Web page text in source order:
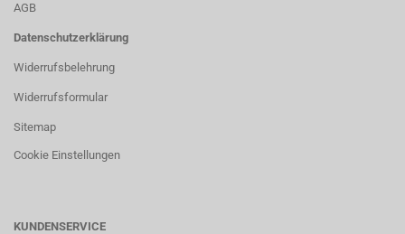
AGB
Datenschutzerklärung
Widerrufsbelehrung
Widerrufsformular
Sitemap
Cookie Einstellungen
KUNDENSERVICE